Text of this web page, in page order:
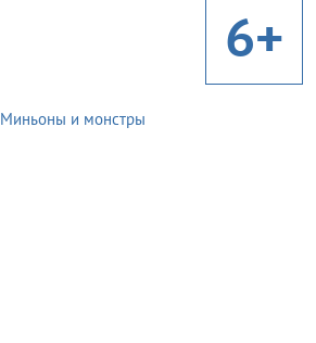
6+
Миньоны и монстры